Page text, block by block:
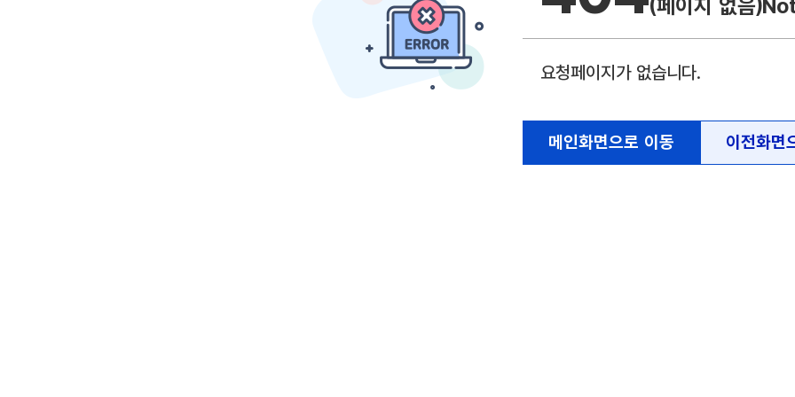
(페이지 없음)
요청페이지가 없습니다.
메인화면으로 이동 이전화면